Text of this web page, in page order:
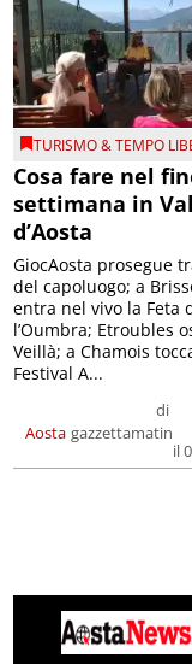
TURISMO & TEMPO
Cosa fare nel
settimana in
d’Aosta
Aosta
di
gazzettamatin
il
GiocAosta prosegue
del capoluogo; a
entra nel vivo la Feta
l’Oumbra; Etroubles
Veillà; a Chamois
Festival A...